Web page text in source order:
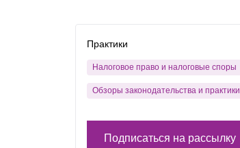
Français
日本語
Português
Практики
Налоговое право и налоговые споры
Обзоры законодательства и практики
Подписаться на рассылку